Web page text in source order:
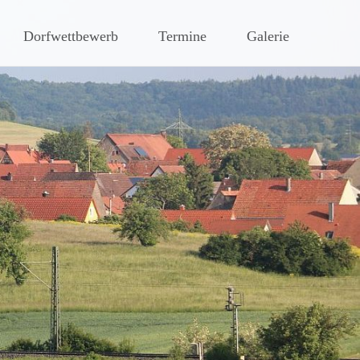
Steigerwaldes
Dorfwettbewerb Termine Galerie